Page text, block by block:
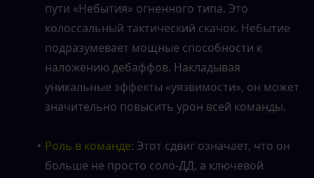
пути «Небытия» огненного типа. Это
колоссальный тактический скачок. Небытие
подразумевает мощные способности к
наложению дебаффов. Накладывая
уникальные эффекты «уязвимости», он может
значительно повысить урон всей команды.
Роль в команде: Этот сдвиг означает, что он
больше не просто соло-ДД, а ключевой